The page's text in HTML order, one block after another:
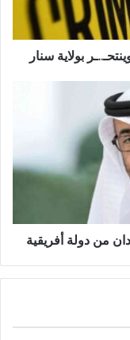
بولاية سنار
من دولة أفريقية